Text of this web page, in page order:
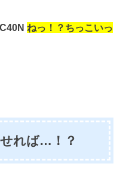
C40N ねっ！？ちっこいっ
れば…！？